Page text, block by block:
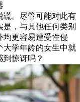
谎。尽管可能对此有
，与其他任何类别
均更容易遭受性侵
大学年龄的女生中就
惊讶吗？